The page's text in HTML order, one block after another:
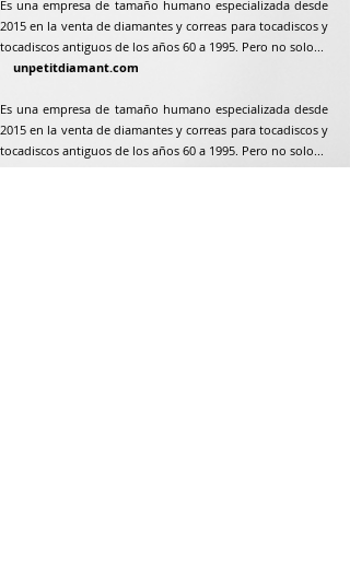
Es una empresa de tamaño humano especializada desde
2015 en la venta de diamantes y correas para tocadiscos y
tocadiscos antiguos de los años 60 a 1995. Pero no solo...
unpetitdiamant.com
Es una empresa de tamaño humano especializada desde
2015 en la venta de diamantes y correas para tocadiscos y
tocadiscos antiguos de los años 60 a 1995. Pero no solo...